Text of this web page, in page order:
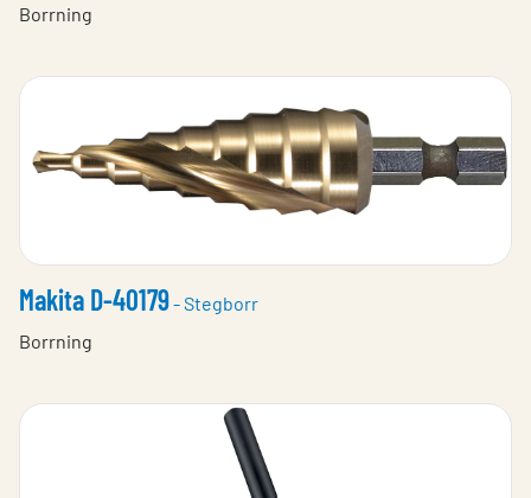
Borrning
Makita D-40179- Stegborr
Borrning